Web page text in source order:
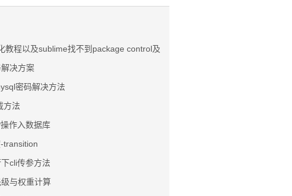
教程以及sublime找不到package control及安装失败的解决方法
决方案
密码解决方法
方法
作入数据库
transition
cli传参方法
与权重计算